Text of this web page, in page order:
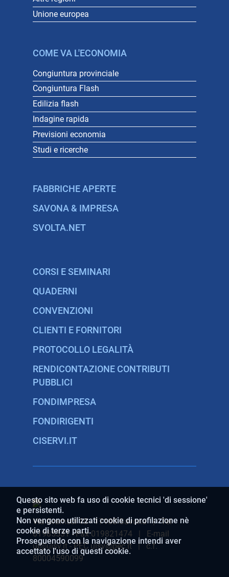
Questo sito web fa uso di cookie tecnici 'di sessione'
e persistenti.
Non vengono utilizzati cookie di profilazione nè
cookie di terze parti.
Proseguendo con la navigazione intendi aver
accettato l'uso di questi cookie.
Unione europea
COME VA L'ECONOMIA
Congiuntura provinciale
Congiuntura Flash
Edilizia flash
Indagine rapida
Previsioni economia
Studi e ricerche
FABBRICHE APERTE
SAVONA & IMPRESA
SVOLTA.NET
CORSI E SEMINARI
QUADERNI
CONVENZIONI
CLIENTI E FORNITORI
PROTOCOLLO LEGALITÀ
RENDICONTAZIONE CONTRIBUTI
PUBBLICI
FONDIMPRESA
FONDIRIGENTI
CISERVI.IT
Via Gramsci 10 - 17100 Savona | Tel
01985531 - Fax 019821474 | E-mail
ui@uisv.it - PEC uisv@pec.it | c.f.
80004590099